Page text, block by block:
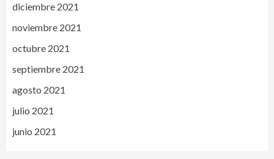
diciembre 2021
noviembre 2021
octubre 2021
septiembre 2021
agosto 2021
julio 2021
junio 2021